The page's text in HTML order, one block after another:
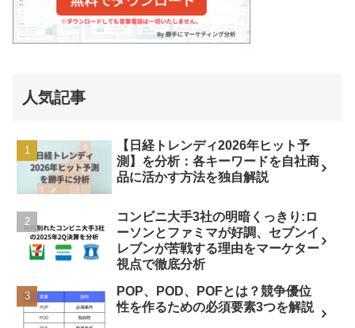
人気記事
【日経トレンディ2026年ヒット予
測】を分析：各キーワードを自社商
品に活かす方法を独自解説
コンビニ大手3社の明暗くっきり:ロ
ーソンとファミマが好調、セブンイ
レブンが苦戦する理由をマーケター
視点で徹底分析
POP、POD、POFとは？競争優位
性を作るための必須要素3つを解説